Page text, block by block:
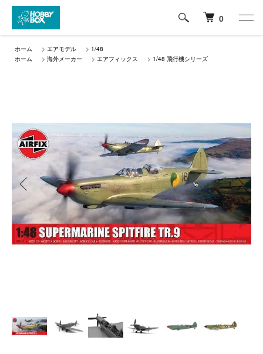
0
ホーム > エアモデル > 1/48
ホーム
> 海外メーカー > エアフィックス > 1/48 飛行機シリーズ